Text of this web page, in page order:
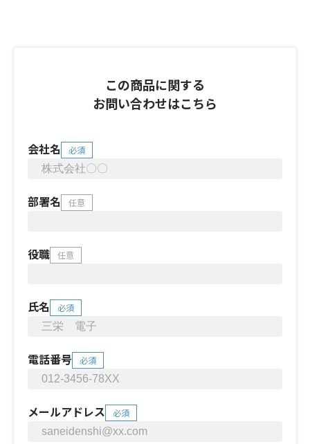
この商品に関する
お問い合わせはこちら
会社名 必須
部署名 任意
役職 任意
氏名 必須
電話番号 必須
メールアドレス 必須